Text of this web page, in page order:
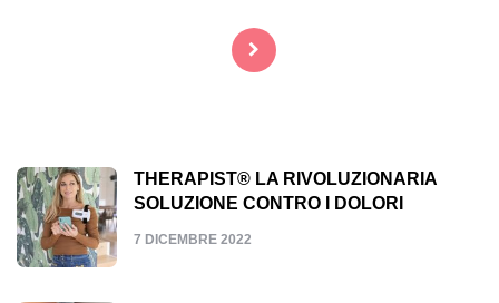
THERAPIST® LA RIVOLUZIONARIA
SOLUZIONE CONTRO I DOLORI
7 DICEMBRE 2022